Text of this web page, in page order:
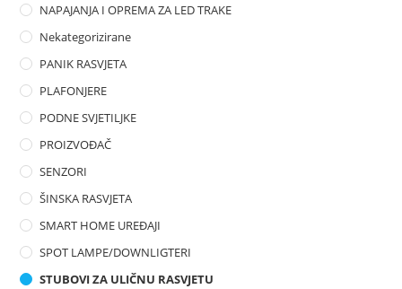
NAPAJANJA I OPREMA ZA LED TRAKE
Nekategorizirane
PANIK RASVJETA
PLAFONJERE
PODNE SVJETILJKE
PROIZVOĐAČ
SENZORI
ŠINSKA RASVJETA
SMART HOME UREĐAJI
SPOT LAMPE/DOWNLIGTERI
STUBOVI ZA ULIČNU RASVJETU